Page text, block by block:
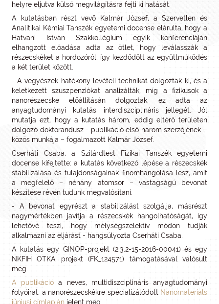
helyre eljutva külső megvilágításra fejti ki hatását.
A kutatásban részt vevő Kalmár József, a Szervetlen és
Analitikai Kémiai Tanszék egyetemi docense elárulta, hogy a
Hatvani István Szakkollégium egyik konferenciáján
elhangzott előadása adta az ötlet, hogy leválasszák a
részecskéket a hordozóról, így kezdődött az együttműködés
a két terület között.
- A vegyészek hatékony levételi technikát dolgoztak ki, és a
keletkezett szuszpenziókat analizálták, míg a fizikusok a
nanorészecske előállításán dolgoztak, ez adta az
anyagtudományi kutatás interdiszciplináris jellegét. Jól
mutatja ezt, hogy a kutatás három, eddig eltérő területen
dolgozó doktorandusz - publikáció első három szerzőjének –
közös munkája – fogalmazott Kalmár József.
Cserháti Csaba, a Szilárdtest Fizikai Tanszék egyetemi
docense kifejtette: a kutatás következő lépése a részecskék
stabilizálása és tulajdonságainak finomhangolása lesz, amit
a megfelelő – néhány atomsor – vastagságú bevonat
készítése révén tudunk megvalósítani.
- A bevonat egyrészt a stabilizálást szolgálja, másrészt
nagymértékben javítja a részecskék hangolhatóságát, így
lehetővé teszi, hogy mélységszelektív módon tudják
alkalmazni az eljárást - hangsúlyozta Cserháti Csaba.
A kutatás egy GINOP-projekt (2.3.2-15-2016-00041) és egy
NKFIH OTKA projekt (FK_124571) támogatásával valósult
meg.
A publikáció a neves, multidiszciplináris anyagtudományi
folyóirat, a nanorészecskékre specializálódott Nanomaterials
júniusi címlapján jelent meg.